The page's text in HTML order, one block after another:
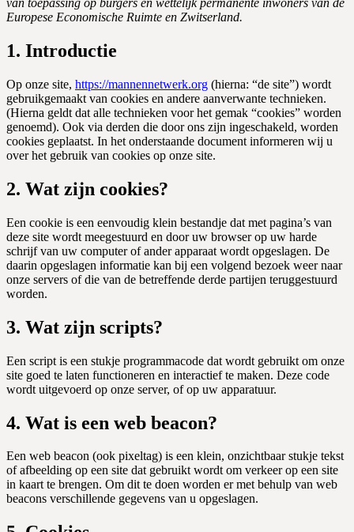
van toepassing op burgers en wettelijk permanente inwoners van de
Europese Economische Ruimte en Zwitserland.
1. Introductie
Op onze site, https://mannennetwerk.org (hierna: “de site”) wordt
gebruikgemaakt van cookies en andere aanverwante technieken.
(Hierna geldt dat alle technieken voor het gemak “cookies” worden
genoemd). Ook via derden die door ons zijn ingeschakeld, worden
cookies geplaatst. In het onderstaande document informeren wij u
over het gebruik van cookies op onze site.
2. Wat zijn cookies?
Een cookie is een eenvoudig klein bestandje dat met pagina’s van
deze site wordt meegestuurd en door uw browser op uw harde
schrijf van uw computer of ander apparaat wordt opgeslagen. De
daarin opgeslagen informatie kan bij een volgend bezoek weer naar
onze servers of die van de betreffende derde partijen teruggestuurd
worden.
3. Wat zijn scripts?
Een script is een stukje programmacode dat wordt gebruikt om onze
site goed te laten functioneren en interactief te maken. Deze code
wordt uitgevoerd op onze server, of op uw apparatuur.
4. Wat is een web beacon?
Een web beacon (ook pixeltag) is een klein, onzichtbaar stukje tekst
of afbeelding op een site dat gebruikt wordt om verkeer op een site
in kaart te brengen. Om dit te doen worden er met behulp van web
beacons verschillende gegevens van u opgeslagen.